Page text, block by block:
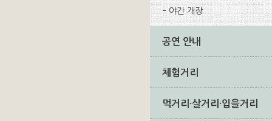
야간 개장
공연 안내
체험거리
먹거리·살거리·입을거리